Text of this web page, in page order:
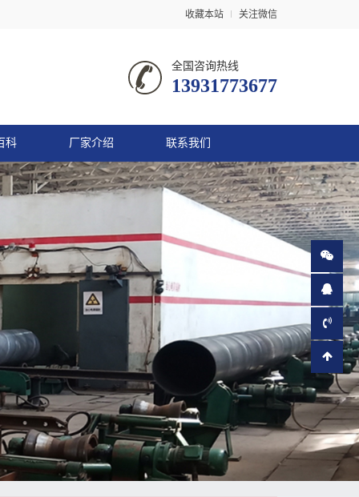
收藏本站 关注微信
全国咨询热线
13931773677
科 厂家介绍 联系我们